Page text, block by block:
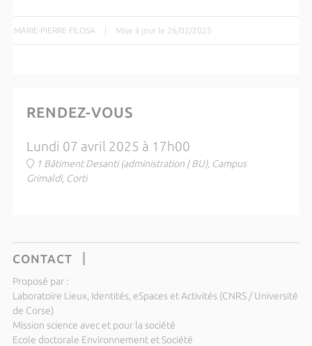
MARIE-PIERRE FILOSA | Mise à jour le 26/02/2025
RENDEZ-VOUS
Lundi 07 avril 2025 à 17h00
1 Bâtiment Desanti (administration | BU), Campus
Grimaldi, Corti
CONTACT
Proposé par :
Laboratoire Lieux, Identités, eSpaces et Activités (CNRS / Université
de Corse)
Mission science avec et pour la société
Ecole doctorale Environnement et Société